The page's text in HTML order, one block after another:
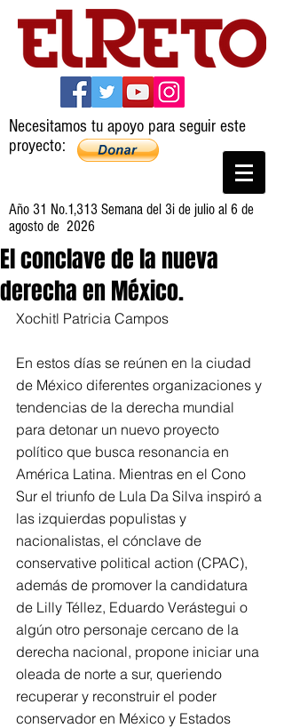
Necesitamos tu apoyo para seguir este
proyecto:
Año 31 No.1,313 Semana del 3i de julio al 6 de
agosto de 2026
El conclave de la nueva
derecha en México.
Xochitl Patricia Campos
En estos días se reúnen en la ciudad
de México diferentes organizaciones y
tendencias de la derecha mundial
para detonar un nuevo proyecto
político que busca resonancia en
América Latina. Mientras en el Cono
Sur el triunfo de Lula Da Silva inspiró a
las izquierdas populistas y
nacionalistas, el cónclave de
conservative political action (CPAC),
además de promover la candidatura
de Lilly Téllez, Eduardo Verástegui o
algún otro personaje cercano de la
derecha nacional, propone iniciar una
oleada de norte a sur, queriendo
recuperar y reconstruir el poder
conservador en México y Estados